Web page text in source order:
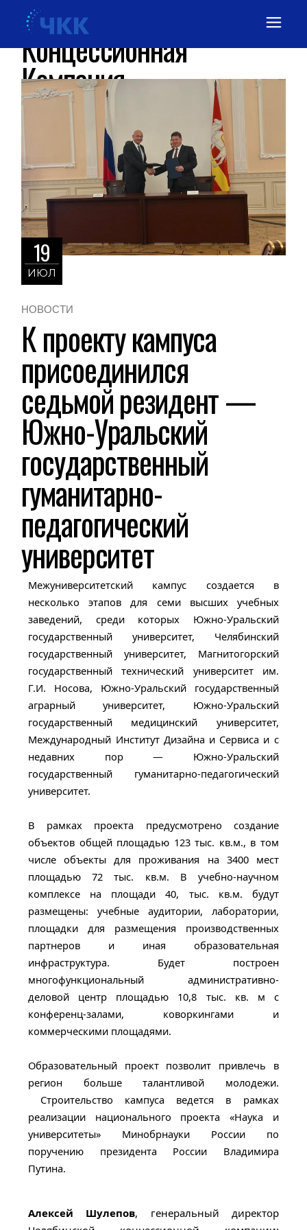
Челябинская
Концессионная
Компания
19
ИЮЛ
НОВОСТИ
К проекту кампуса
присоединился
седьмой резидент —
Южно-Уральский
государственный
гуманитарно-
педагогический
университет
Межуниверситетский кампус создается в
несколько этапов для семи высших учебных
заведений, среди которых Южно-Уральский
государственный университет, Челябинский
государственный университет, Магнитогорский
государственный технический университет им.
Г.И. Носова, Южно-Уральский государственный
аграрный университет, Южно-Уральский
государственный медицинский университет,
Международный Институт Дизайна и Сервиса и с
недавних пор — Южно-Уральский
государственный гуманитарно-педагогический
университет.
В рамках проекта предусмотрено создание
объектов общей площадью 123 тыс. кв.м., в том
числе объекты для проживания на 3400 мест
площадью 72 тыс. кв.м. В учебно-научном
комплексе на площади 40, тыс. кв.м. будут
размещены: учебные аудитории, лаборатории,
площадки для размещения производственных
партнеров и иная образовательная
инфраструктура. Будет построен
многофункциональный административно-
деловой центр площадью 10,8 тыс. кв. м с
конференц-залами, коворкингами и
коммерческими площадями.
Образовательный проект позволит привлечь в
регион больше талантливой молодежи.
Строительство кампуса ведется в рамках
реализации национального проекта «Наука и
университеты» Минобрнауки России по
поручению президента России Владимира
Путина.
Алексей Шулепов, генеральный директор